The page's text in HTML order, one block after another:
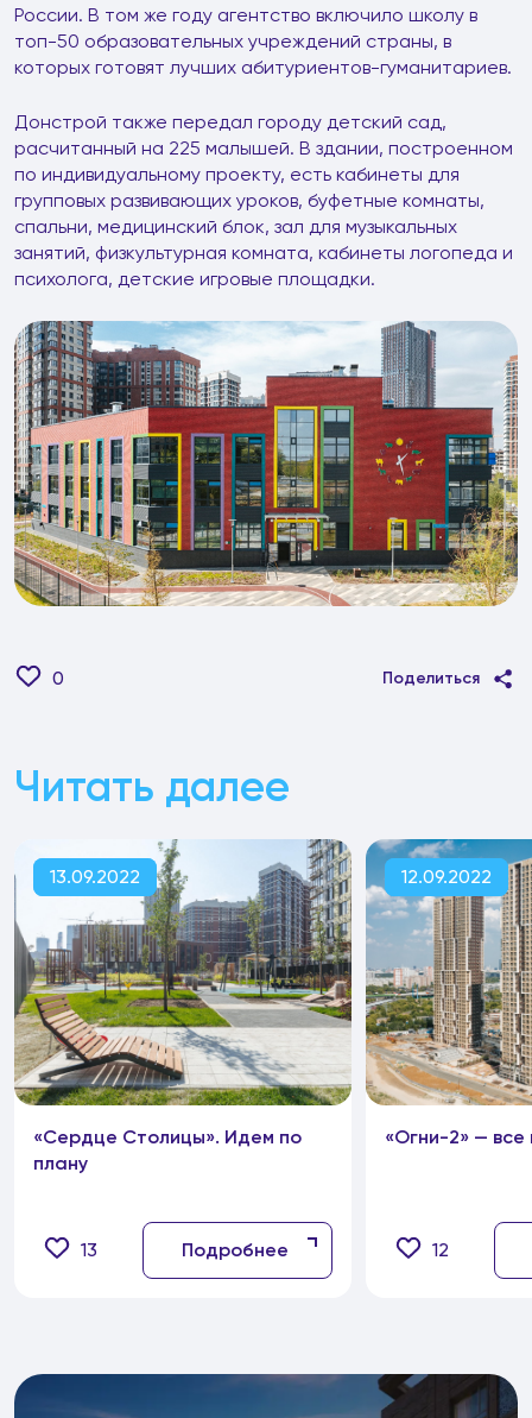
России. В том же году агентство включило школу в
топ-50 образовательных учреждений страны, в
которых готовят лучших абитуриентов-гуманитариев.
Донстрой также передал городу детский сад,
расчитанный на 225 малышей. В здании, построенном
по индивидуальному проекту, есть кабинеты для
групповых развивающих уроков, буфетные комнаты,
спальни, медицинский блок, зал для музыкальных
занятий, физкультурная комната, кабинеты логопеда и
психолога, детские игровые площадки.
0 Поделиться
Читать далее
13.09.2022
«Сердце Столицы». Идем по
плану
13 Подробнее
12.09.2022
«Огни-2» — все
12